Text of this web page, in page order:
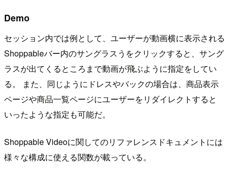
Demo
セッション内では例として、ユーザーが動画横に表示される
Shoppableバー内のサングラスうをクリックすると、サング
ラスが出てくるところまで動画が飛ぶように指定をしてい
る。 また、同じようにドレスやバックの場合は、商品表示
ページや商品一覧ページにユーザーをリダイレクトすると
いったような指定も可能だ。
Shoppable Videoに関してのリファレンスドキュメントには
様々な構成に使える関数が載っている。